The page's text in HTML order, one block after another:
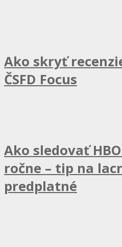
Ako skryť
ČSFD Focus
Ako sledovať
ročne – tip na
predplatné